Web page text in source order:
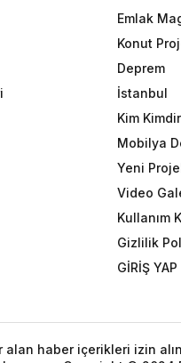
Emlak
Konut
Deprem
İstanbul
Kim
Mobilya
Yeni
Video
Kullanım
Gizlilik
GİRİŞ YAP
alan haber içerikleri izin